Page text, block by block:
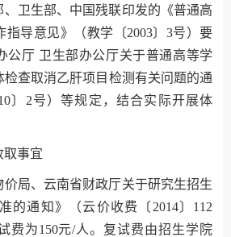
、卫生部、中国残联印发的《普通高
指导意见》（教学〔2003〕3号）要
公厅 卫生部办公厅关于普通高等学
查取消乙肝项目检测有关问题的通
〕2号）等规定，结合实际开展体
取事宜
价局、云南省财政厅关于研究生招生
的通知》（云价收费〔2014〕112
费为150元/人。复试费由招生学院